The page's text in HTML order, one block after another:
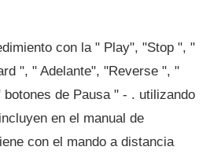
con la " Play", "Stop ", "
", " Adelante", "Reverse ", "
de Pausa " - . utilizando
en el manual de
con el mando a distancia